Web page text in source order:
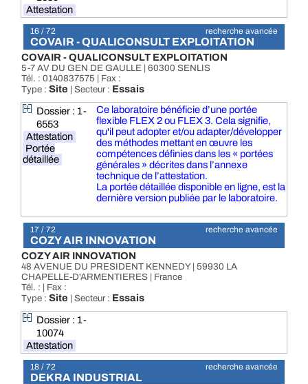
Attestation
16 / 72 recherche avancée
COVAIR - QUALICONSULT EXPLOITATION
COVAIR - QUALICONSULT EXPLOITATION
5-7 AV DU GEN DE GAULLE | 60300 SENLIS
Tél. : 0140837575 | Fax :
Type : Site | Secteur : Essais
Dossier : 1-
6553
Attestation
Portée
détaillée
Ce laboratoire bénéficie d’une portée
flexible FLEX 2 ou FLEX 3. Cela signifie,
qu'il peut adopter et/ou adapter/développer
des méthodes mettant en œuvre les
compétences définies dans les « portées
générales » décrites dans l’annexe
technique de l’attestation.
La portée détaillée disponible en ligne, est la
dernière version publiée par le laboratoire.
17 / 72 recherche avancée
COZY AIR INNOVATION
COZY AIR INNOVATION
48 AVENUE DU PRESIDENT KENNEDY | 59930 LA
CHAPELLE-D'ARMENTIERES | France
Tél. : | Fax :
Type : Site | Secteur : Essais
Dossier : 1-
10074
Attestation
18 / 72 recherche avancée
DEKRA INDUSTRIAL